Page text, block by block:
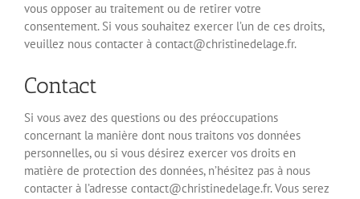
vous opposer au traitement ou de retirer votre
consentement. Si vous souhaitez exercer l’un de ces droits,
veuillez nous contacter à contact@christinedelage.fr.
Contact
Si vous avez des questions ou des préoccupations
concernant la manière dont nous traitons vos données
personnelles, ou si vous désirez exercer vos droits en
matière de protection des données, n’hésitez pas à nous
contacter à l’adresse contact@christinedelage.fr. Vous serez